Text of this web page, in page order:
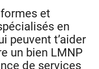
et
en
peuvent t’aider
un bien LMNP
de services